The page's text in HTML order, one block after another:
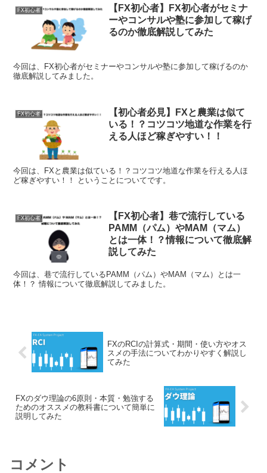
FX初心者
【FX初心者】FX初心者がセミナ
ーやコンサルや塾に参加して稼げ
るのか徹底解説してみた
今回は、FX初心者がセミナーやコンサルや塾に参加して稼げるのか
徹底解説してみました。
FX初心者
【初心者必見】FXと農業は似て
いる！？コツコツ地道な作業を行
える人ほど稼ぎやすい！！
今回は、FXと農業は似ている！？コツコツ地道な作業を行える人ほ
ど稼ぎやすい！！ ということについてです。
FX初心者
【FX初心者】巷で流行している
PAMM（パム）やMAM（マム）
とは一体！？情報について徹底解
説してみた
今回は、巷で流行しているPAMM（パム）やMAM（マム）とは一
体！？ 情報について徹底解説してみました。
FXのRCIの計算式・期間・使い方やオス
スメの手法についてわかりやすく解説し
てみた
FXのダウ理論の6原則・本質・勉強する
ためのオススメの教科書について簡単に
説明してみた
コメント